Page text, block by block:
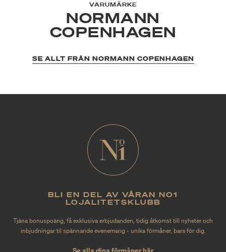
VARUMÄRKE
NORMANN
COPENHAGEN
SE ALLT FRÅN NORMANN COPENHAGEN
BLI EN DEL AV VÅRAN NO1
LOJALITETSKLUBB
Tjäna bonuspoäng, få exklusiva erbjudanden, tidig åtkomst till nyheter och
inbjudningar til spännande evenemang - unika förmåner, bara för dig.